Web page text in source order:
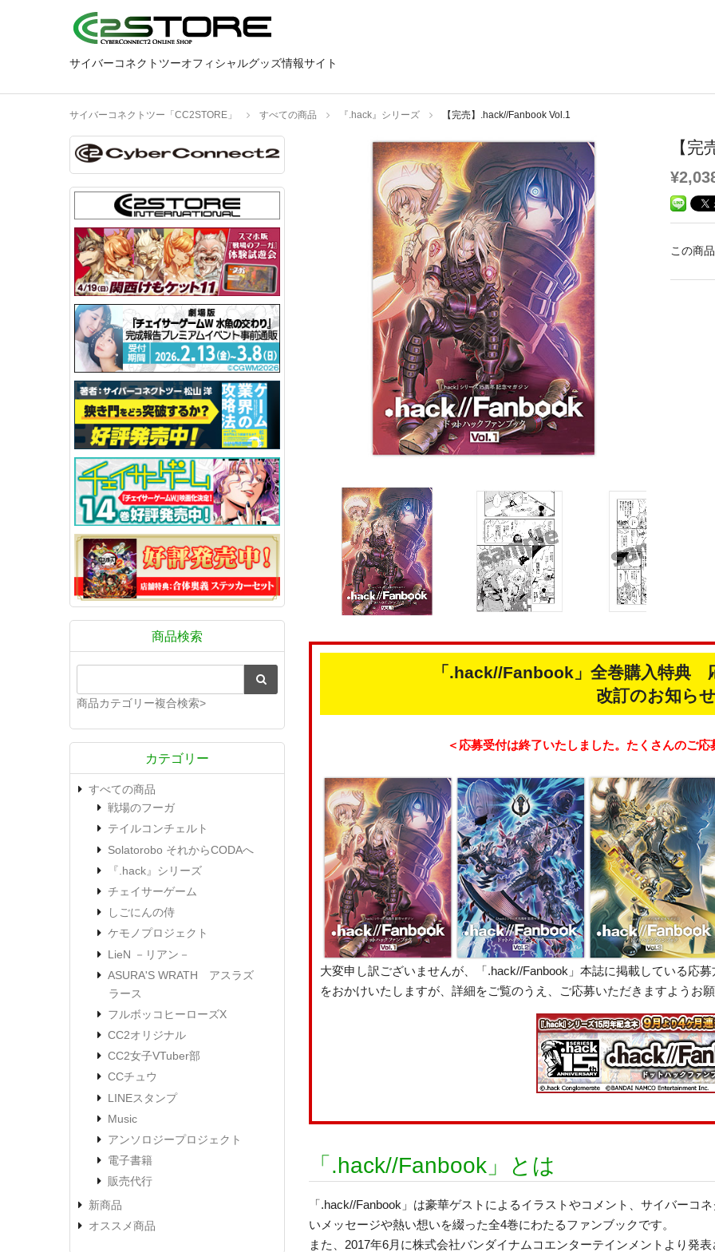
サイバーコネクトツーオフィシャルグッズ情報サイト
サイバーコネクトツー「CC2STORE」 すべての商品 『.hack』シリーズ 【完売】.hack//Fanbook Vol.1
【
この商
「.hack//Fanbook」全巻購入特典
改訂のお知ら
＜応募受付は終了いたしました。たくさんのご
大変申し訳ございませんが、「.hack//Fanbook」本誌に掲載している応
をおかけいたしますが、詳細をご覧のうえ、ご応募いただきますようお
「.hack//Fanbook」とは
「.hack//Fanbook」は豪華ゲストによるイラストやコメント、サイバーコ
いメッセージや熱い想いを綴った全4巻にわたるファンブックです。
また、2017年6月に株式会社バンダイナムコエンターテインメントより発
商品検索
商品カテゴリー複合検索>
カテゴリー
すべての商品
戦場のフーガ
テイルコンチェルト
Solatorobo それからCODAへ
『.hack』シリーズ
チェイサーゲーム
しごにんの侍
ケモノプロジェクト
LieN －リアン－
ASURA'S WRATH アスラズ
ラース
フルボッコヒーローズX
CC2オリジナル
CC2女子VTuber部
CCチュウ
LINEスタンプ
Music
アンソロジープロジェクト
電子書籍
販売代行
新商品
オススメ商品